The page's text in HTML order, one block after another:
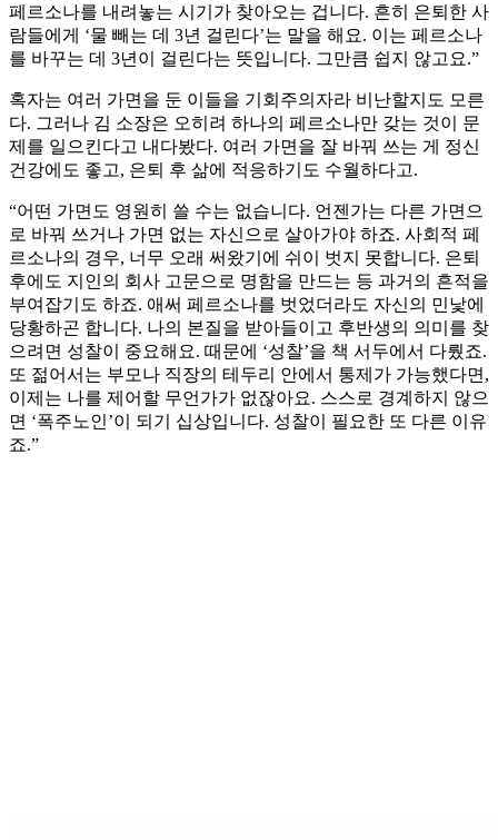
페르소나를 내려놓는 시기가 찾아오는 겁니다. 흔히 은퇴한 사
람들에게 ‘물 빼는 데 3년 걸린다’는 말을 해요. 이는 페르소나
를 바꾸는 데 3년이 걸린다는 뜻입니다. 그만큼 쉽지 않고요.”
혹자는 여러 가면을 둔 이들을 기회주의자라 비난할지도 모른
다. 그러나 김 소장은 오히려 하나의 페르소나만 갖는 것이 문
제를 일으킨다고 내다봤다. 여러 가면을 잘 바꿔 쓰는 게 정신
건강에도 좋고, 은퇴 후 삶에 적응하기도 수월하다고.
“어떤 가면도 영원히 쓸 수는 없습니다. 언젠가는 다른 가면으
로 바꿔 쓰거나 가면 없는 자신으로 살아가야 하죠. 사회적 페
르소나의 경우, 너무 오래 써왔기에 쉬이 벗지 못합니다. 은퇴
후에도 지인의 회사 고문으로 명함을 만드는 등 과거의 흔적을
부여잡기도 하죠. 애써 페르소나를 벗었더라도 자신의 민낯에
당황하곤 합니다. 나의 본질을 받아들이고 후반생의 의미를 찾
으려면 성찰이 중요해요. 때문에 ‘성찰’을 책 서두에서 다뤘죠.
또 젊어서는 부모나 직장의 테두리 안에서 통제가 가능했다면,
이제는 나를 제어할 무언가가 없잖아요. 스스로 경계하지 않으
면 ‘폭주노인’이 되기 십상입니다. 성찰이 필요한 또 다른 이유
죠.”